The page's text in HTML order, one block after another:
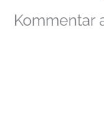
Kommentar